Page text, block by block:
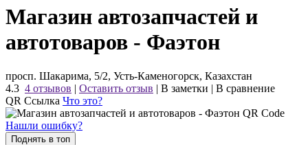
Магазин автозапчастей и
автотоваров - Фаэтон
просп. Шакарима, 5/2, Усть-Каменогорск, Казахстан
4.3 4 отзывов | Оставить отзыв | В заметки | В сравнение
QR Ссылка Что это?
Нашли ошибку?
Поднять в топ